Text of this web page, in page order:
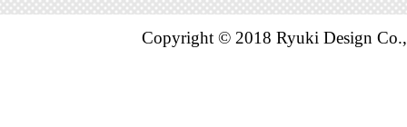
Copyright © 2018 Ryuki Design